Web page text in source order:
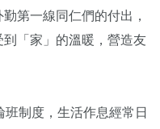
第一線同仁們的付出，
「家」的溫暖，營造友
制度，生活作息經常日